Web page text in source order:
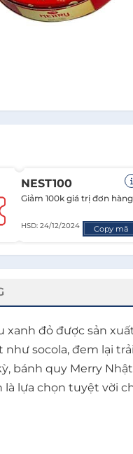
NEST100
Giảm 100k giá trị đơn hàng
HSD: 24/12/2024 Copy mã
xanh đỏ được sản
socola, đem lại
bánh quy Merry
lựa chọn tuyệt vời